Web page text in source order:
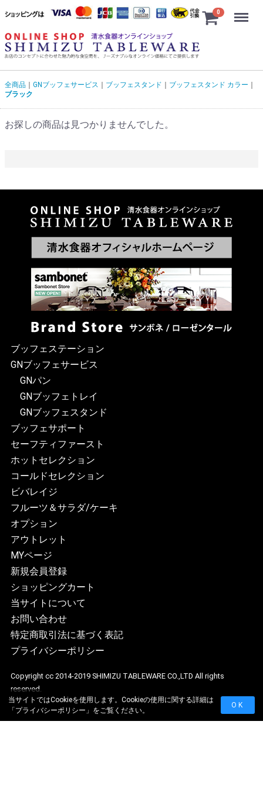
当サイトではCookieを使用します。Cookieの使用に関する詳細は
「 プライバシーポリシー 」をご覧ください。
OK
0 Menu
全商品 GNブッフェサービス ブッフェスタンド
ブッフェスタンド カラー
ブラック
お探しの商品は見つかりませんでした。
ブッフェステーション
GNブッフェサービス
GNパン
GNブッフェトレイ
GNブッフェスタンド
ブッフェサポート
セーフティファースト
ホットセレクション
コールドセレクション
ビバレイジ
フルーツ＆サラダ/ケーキ
オプション
アウトレット
MYページ
新規会員登録
ショッピングカート
当サイトについて
お問い合わせ
特定商取引法に基づく表記
プライバシーポリシー
Copyright cc 2014-2019 SHIMIZU TABLEWARE CO.,LTD All rights
reserved.